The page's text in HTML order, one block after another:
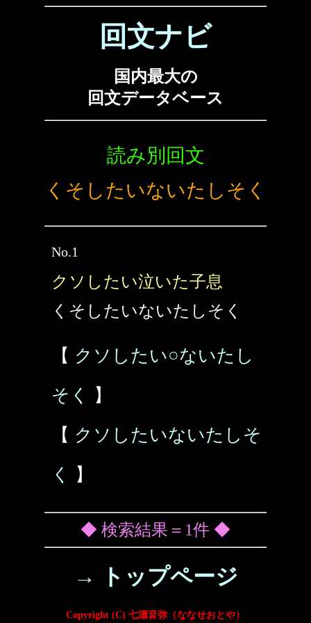
回文ナビ
国内最大の
回文データベース
読み別回文
くそしたいないたしそく
No.1
クソしたい泣いた子息
くそしたいないたしそく
【 クソしたい○ないたし
そく
】
【 クソしたいないたしそ
く
】
◆ 検索結果＝1件 ◆
→ トップページ
Copyright (C) 七瀬音弥（ななせおとや）